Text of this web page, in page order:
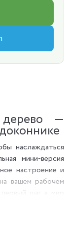
—
наслаждаться
мини-версия
настроение и
вашем рабочем
шаг в мир